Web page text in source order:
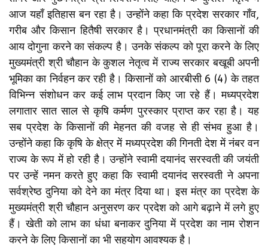
आज यहाँ इतिहास बन रहा है। उन्होंने कहा कि प्रदेश सरकार गाँव,
गरीब और किसान हितैषी सरकार है। प्रधानमंत्री का किसानों की
आय दोगुना करने का संकल्प है। उनके संकल्प को पूरा करने के लिए
मुख्यमंत्री श्री चौहान के कुशल नेतृत्व में राज्य सरकार बखूबी अपनी
भूमिका का निर्वहन कर रही है। किसानों को आरबीसी 6 (4) के तहत
विभिन्न संशोधन कर कई लाभ प्रदान किए जा रहे हैं। मध्यप्रदेश
लगातार सात साल से कृषि कर्मण पुरस्कार प्राप्त कर रहा है। यह
सब प्रदेश के किसानों की मेहनत की वजह से ही संभव हुआ है।
उन्होंने कहा कि कृषि के क्षेत्र में मध्यप्रदेश की गिनती देश में नंबर वन
राज्य के रूप में हो रही है। उन्होंने स्वामी दयानंद सरस्वती की जयंती
पर उन्हें नमन करते हुए कहा कि स्वामी दयानंद सरस्वती ने अपना
सर्वश्रेष्ठ दुनिया को देने का मंत्र दिया था। इस मंत्र का प्रदेश के
मुख्यमंत्री श्री चौहान अनुसरण कर प्रदेश को आगे बढ़ाने में लगे हुए
हैं। खेती को लाभ का धंधा बनाकर दुनिया में प्रदेश का नाम रोशन
करने के लिए किसानों का भी सहयोग आवश्यक है।